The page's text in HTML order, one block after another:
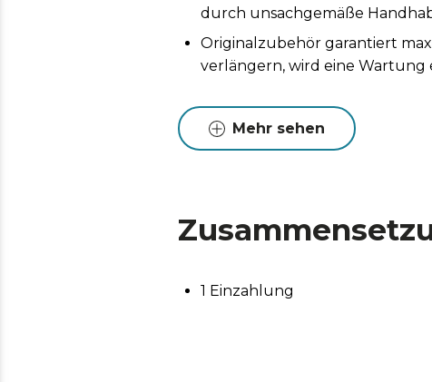
durch unsachgemäße
Originalzubehör garantiert
verlängern, wird eine Wartung
Mehr sehen
1 Einzahlung